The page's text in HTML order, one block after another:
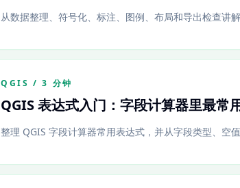
从数据整理、符号化、标注、图例、布局和导出检查讲
QGIS / 3 分钟
QGIS 表达式入门：字段计算器里最常
整理 QGIS 字段计算器常用表达式，并从字段类型、空